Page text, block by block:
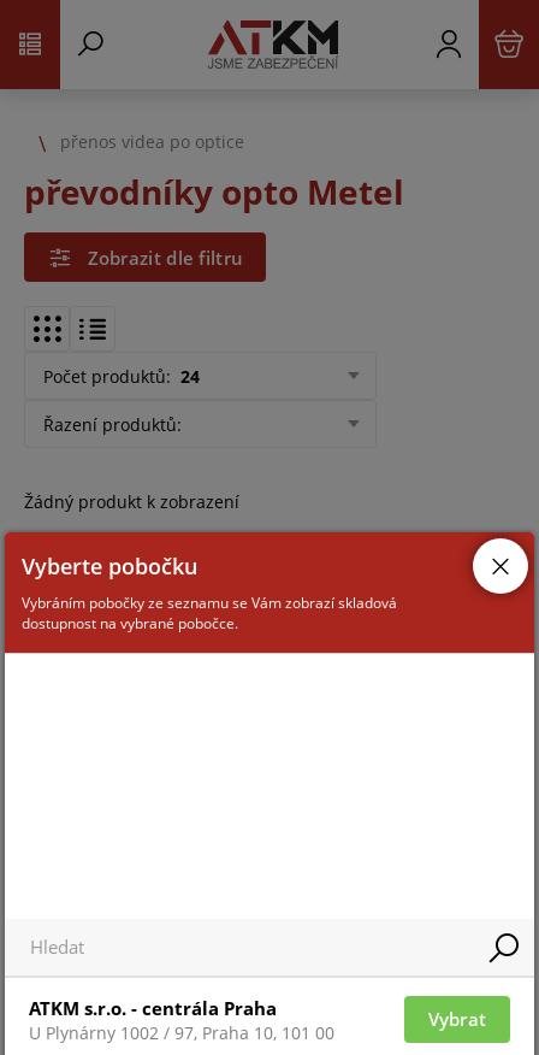
přenos videa po optice
převodníky opto Metel
Zobrazit dle filtru
Počet produktů: 24
Řazení produktů:
Žádný produkt k zobrazení
Vyberte pobočku
Vybráním pobočky ze seznamu se Vám zobrazí skladová
dostupnost na vybrané pobočce.
ATKM s.r.o. - centrála Praha
U Plynárny 1002 / 97, Praha 10, 101 00
Vybrat